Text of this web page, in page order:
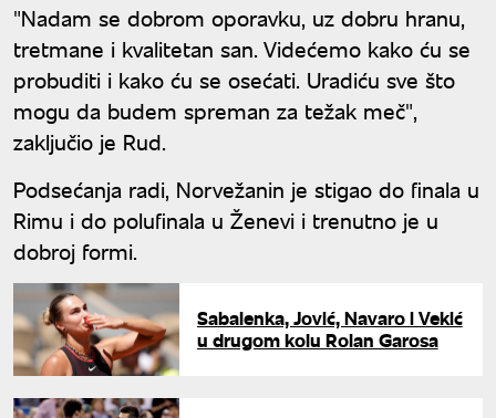
"Nadam se dobrom oporavku, uz dobru hranu,
tretmane i kvalitetan san. Videćemo kako ću se
probuditi i kako ću se osećati. Uradiću sve što
mogu da budem spreman za težak meč",
zaključio je Rud.
Podsećanja radi, Norvežanin je stigao do finala u
Rimu i do polufinala u Ženevi i trenutno je u
dobroj formi.
Sabalenka, Jović, Navaro i Vekić
u drugom kolu Rolan Garosa